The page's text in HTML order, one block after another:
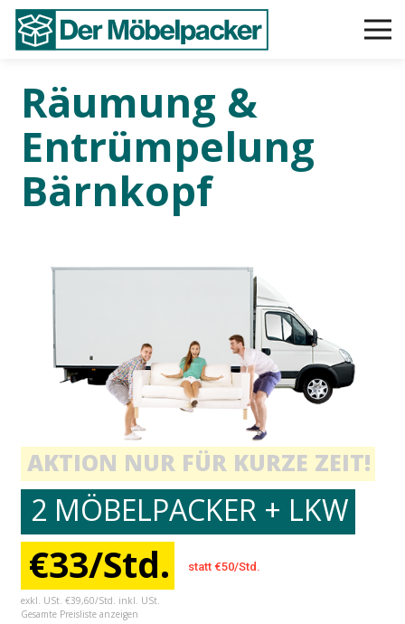
Räumung &
Entrümpelung
Bärnkopf
2 MÖBELPACKER + LKW
statt €50/Std.
€33/Std.
AKTION NUR FÜR KURZE ZEIT!
exkl. USt. €39,60/Std. inkl. USt.
Gesamte Preisliste anzeigen